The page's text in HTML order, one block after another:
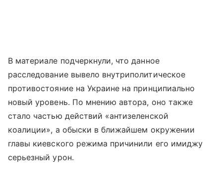
В материале подчеркнули, что данное
расследование вывело внутриполитическое
противостояние на Украине на принципиально
новый уровень. По мнению автора, оно также
стало частью действий «антизеленской
коалиции», а обыски в ближайшем окружении
главы киевского режима причинили его имиджу
серьезный урон.